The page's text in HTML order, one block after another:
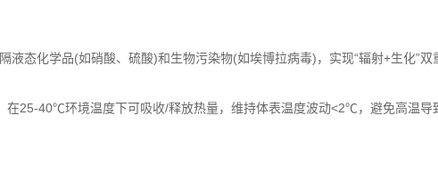
液态化学品(如硝酸、硫酸)和生物污染物(如埃博拉病毒)，实现“辐射+生化”双
在25-40℃环境温度下可吸收/释放热量，维持体表温度波动<2℃，避免高温导